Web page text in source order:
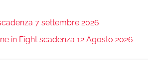
7 settembre 2026
in Eight scadenza 12 Agosto 2026